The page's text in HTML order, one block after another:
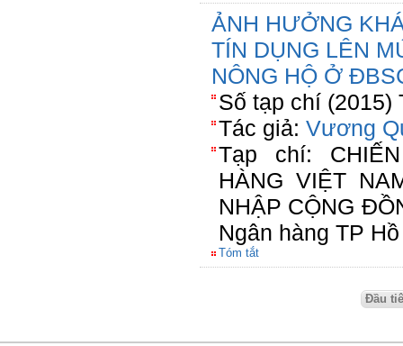
ẢNH HƯỞNG
TÍN DỤNG LÊN
NÔNG HỘ Ở
Số tạp chí (2015)
Tác giả: Vương
Tạp chí:
HÀNG VIỆT
NHẬP CỘNG
Ngân hàng TP
Tóm tắt
Đầu